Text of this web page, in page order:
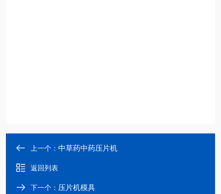
上一个： 中草药中药压片机
返回列表
下一个： 压片机模具